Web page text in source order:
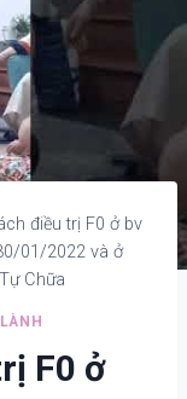
điều trị F0 ở bv
01/2022 và ở
Chữa
F0 ở